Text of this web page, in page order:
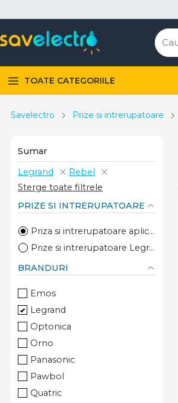
TOATE CATEGORIILE
Savelectro Prize si intrerupatoare
Sumar
Legrand
Rebel
Sterge toate filtrele
PRIZE SI INTRERUPATOARE
Priza si intrerupatoare aplicate
Prize si intrerupatoare Legrand
BRANDURI
Emos
Legrand
Optonica
Orno
Panasonic
Pawbol
Quatric